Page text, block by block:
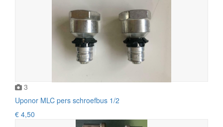
3
Uponor MLC pers schroefbus 1/2
€ 4,50